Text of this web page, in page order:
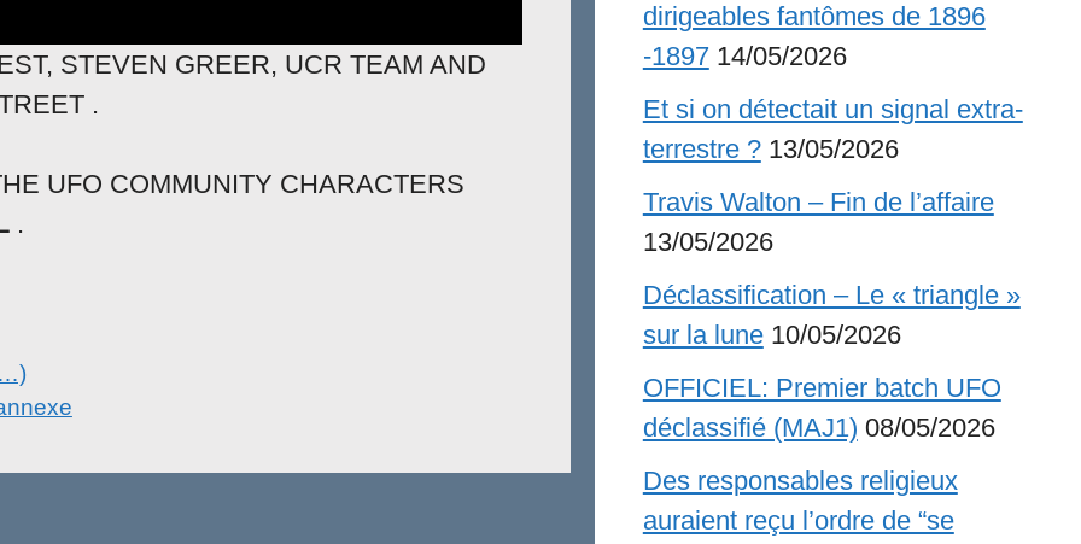
STEVEN GREER, UCR TEAM AND
.
UFO COMMUNITY CHARACTERS
.
dirigeables fantômes de 1896
-1897 14/05/2026
Et si on détectait un signal extra-
terrestre ? 13/05/2026
Travis Walton – Fin de l’affaire
13/05/2026
Déclassification – Le « triangle »
sur la lune 10/05/2026
OFFICIEL: Premier batch UFO
déclassifié (MAJ1) 08/05/2026
Des responsables religieux
auraient reçu l’ordre de “se